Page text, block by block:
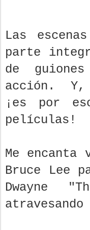
Las
parte
de
acción. Y,
¡es por
películas!
Me encanta
Bruce Lee
Dwayne
atravesando